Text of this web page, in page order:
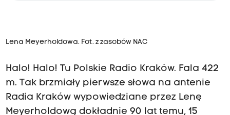
Lena Meyerholdowa. Fot. z zasobów NAC
Halo! Halo! Tu Polskie Radio Kraków. Fala 422
m. Tak brzmiały pierwsze słowa na antenie
Radia Kraków wypowiedziane przez Lenę
Meyerholdową dokładnie 90 lat temu, 15